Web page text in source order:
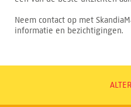
Neem contact op met
informatie en bezichtigingen.